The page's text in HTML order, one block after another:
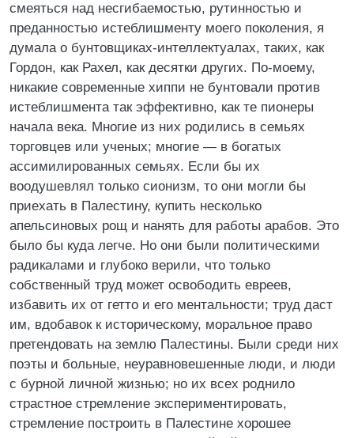
смеяться над несгибаемостью, рутинностью и
преданностью истеблишменту моего поколения, я
думала о бунтовщиках-интеллектуалах, таких, как
Гордон, как Рахел, как десятки других. По-моему,
никакие современные хиппи не бунтовали против
истеблишмента так эффективно, как те пионеры
начала века. Многие из них родились в семьях
торговцев или ученых; многие — в богатых
ассимилированных семьях. Если бы их
воодушевлял только сионизм, то они могли бы
приехать в Палестину, купить несколько
апельсиновых рощ и нанять для работы арабов. Это
было бы куда легче. Но они были политическими
радикалами и глубоко верили, что только
собственный труд может освободить евреев,
избавить их от гетто и его ментальности; труд даст
им, вдобавок к историческому, моральное право
претендовать на землю Палестины. Были среди них
поэты и больные, неуравновешенные люди, и люди
с бурной личной жизнью; но их всех роднило
страстное стремление экспериментировать,
стремление построить в Палестине хорошее